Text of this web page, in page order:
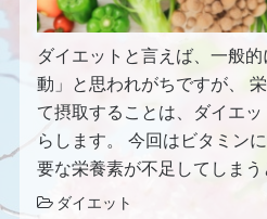
ダイエットと言えば、一般
動」と思われがちですが、
て摂取することは、ダイエ
らします。 今回はビタミン
要な栄養素が不足してしま
ダイエット